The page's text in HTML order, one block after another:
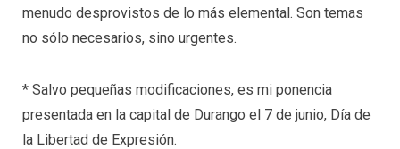
menudo desprovistos de lo más elemental. Son temas
no sólo necesarios, sino urgentes.
* Salvo pequeñas modificaciones, es mi ponencia
presentada en la capital de Durango el 7 de junio, Día de
la Libertad de Expresión.